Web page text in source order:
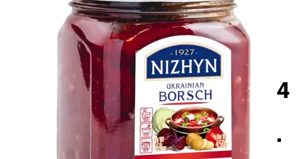
4
.